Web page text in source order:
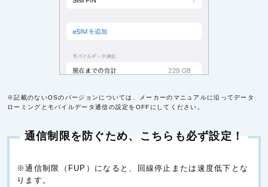
※記載のないOSのバージョンについては、メーカーのマニュアルに沿ってデータ
ローミングとモバイルデータ通信の設定をOFFにしてください。
通信制限を防ぐため、こちらも必ず設定！
※通信制限（FUP）になると、回線停止または速度低下とな
ります。